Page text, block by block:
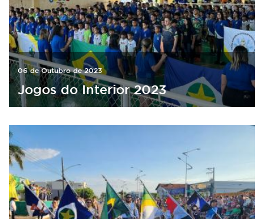
06 de Outubro de 2023
Jogos do Interior 2023